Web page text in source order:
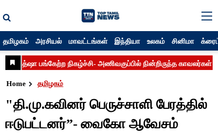
தமிழகம் அரசியல் மாவட்டங்கள் இந்தியா உலகம் சினிமா
Home தமிழகம்
"தி.மு.கவினர் பெருச்சாளி பேரத்தில்
ஈடுபட்டனர்”- வைகோ ஆவேசம்